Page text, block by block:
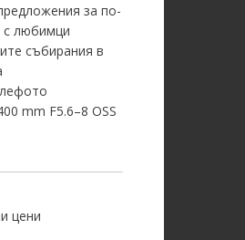
за по-
с любимци
събирания в
mm F5.6–8 OSS
цени